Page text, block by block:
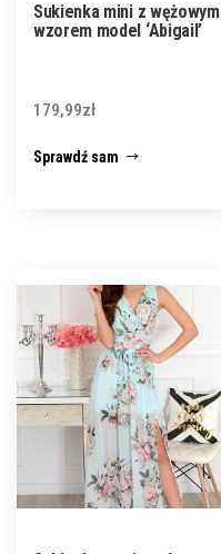
Sukienka mini z wężowym
wzorem model ‘Abigail’
179,99zł
Sprawdź sam